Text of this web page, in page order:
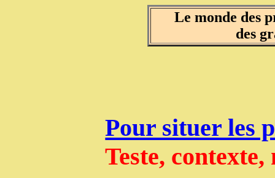
Le monde des
des
Pour situer les
Teste, contexte,